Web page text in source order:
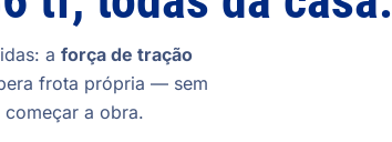
a força de tração
frota própria — sem
a obra.